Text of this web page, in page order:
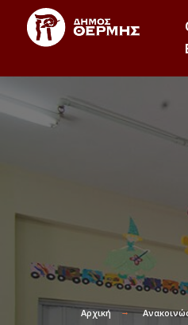
Αρχική